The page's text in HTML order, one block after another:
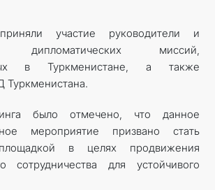
участие руководители и
дипломатических миссий,
в Туркменистане, а также
Туркменистана.
было отмечено, что данное
мероприятие призвано стать
в целях продвижения
сотрудничества для устойчивого